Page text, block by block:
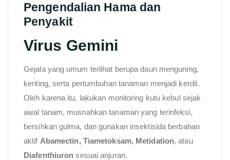
Pengendalian Hama dan
Penyakit
Virus Gemini
Gejala yang umum terlihat berupa daun menguning,
keriting, serta pertumbuhan tanaman menjadi kerdil.
Oleh karena itu, lakukan monitoring kutu kebul sejak
awal tanam, musnahkan tanaman yang terinfeksi,
bersihkan gulma, dan gunakan insektisida berbahan
aktif Abamectin, Tiametoksam, Metidation, atau
Diafenthiuron sesuai anjuran.